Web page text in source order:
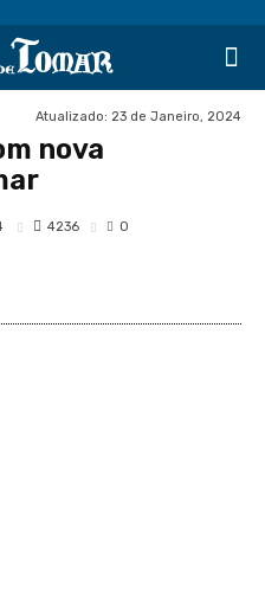
Atualizado: 23 de Janeiro, 2024
nova
4236 0